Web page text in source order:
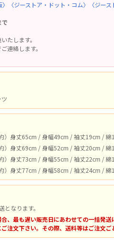
〈ジーストア・ドット・コム〉 〈ジー
で
たします。
連絡します。
約）身丈65cm / 身幅49cm / 袖丈19cm / 綿
約）身丈69cm / 身幅52cm / 袖丈20cm / 綿
約）身丈73cm / 身幅55cm / 袖丈22cm / 綿
約）身丈77cm / 身幅58cm / 袖丈24cm / 綿
なります。
最も遅い販売日にあわせての一括発送
注文下さい。その際、送料等はご注文